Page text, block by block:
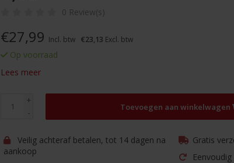
0 Review(s)
€27,99 Incl. btw €23,13 Excl. btw
Op voorraad
Lees meer
+
-
Toevoegen aan winkelwagen
Veilig achteraf betalen, tot 14 dagen na
aankoop
Gratis